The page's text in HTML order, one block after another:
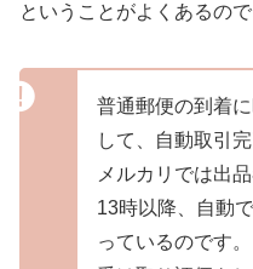
ということがよくあるの
普通郵便の到着
して、自動取引
メルカリでは出
13時以降、自動
っているのです。